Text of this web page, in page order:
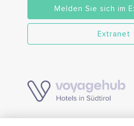
Melden Sie sich im
Extranet